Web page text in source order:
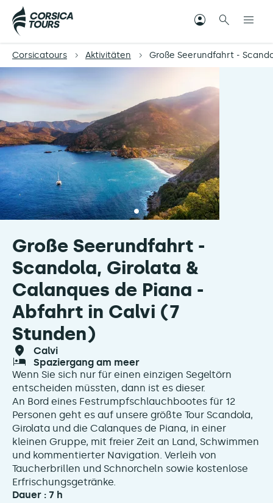
Corsicatours Aktivitäten Große Seerundfahrt -
Große Seerundfahrt -
Scandola, Girolata &
Calanques de Piana -
Abfahrt in Calvi (7
Stunden)
calvi
spaziergang am meer
Wenn Sie sich nur für einen einzigen Segeltörn
entscheiden müssten, dann ist es dieser.
An Bord eines Festrumpfschlauchbootes für 12
Personen geht es auf unsere größte Tour Scandola,
Girolata und die Calanques de Piana, in einer
kleinen Gruppe, mit freier Zeit an Land, Schwimmen
und kommentierter Navigation. Verleih von
Taucherbrillen und Schnorcheln sowie kostenlose
Erfrischungsgetränke.
Dauer : 7 h